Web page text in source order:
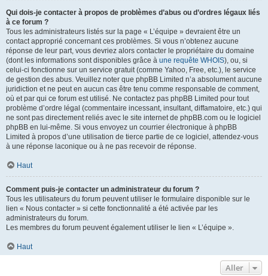
Qui dois-je contacter à propos de problèmes d’abus ou d’ordres légaux liés
à ce forum ?
Tous les administrateurs listés sur la page « L’équipe » devraient être un
contact approprié concernant ces problèmes. Si vous n’obtenez aucune
réponse de leur part, vous devriez alors contacter le propriétaire du domaine
(dont les informations sont disponibles grâce à une requête WHOIS), ou, si
celui-ci fonctionne sur un service gratuit (comme Yahoo, Free, etc.), le service
de gestion des abus. Veuillez noter que phpBB Limited n’a absolument aucune
juridiction et ne peut en aucun cas être tenu comme responsable de comment,
où et par qui ce forum est utilisé. Ne contactez pas phpBB Limited pour tout
problème d’ordre légal (commentaire incessant, insultant, diffamatoire, etc.) qui
ne sont pas directement reliés avec le site internet de phpBB.com ou le logiciel
phpBB en lui-même. Si vous envoyez un courrier électronique à phpBB
Limited à propos d’une utilisation de tierce partie de ce logiciel, attendez-vous
à une réponse laconique ou à ne pas recevoir de réponse.
Haut
Comment puis-je contacter un administrateur du forum ?
Tous les utilisateurs du forum peuvent utiliser le formulaire disponible sur le
lien « Nous contacter » si cette fonctionnalité a été activée par les
administrateurs du forum.
Les membres du forum peuvent également utiliser le lien « L’équipe ».
Haut
Aller